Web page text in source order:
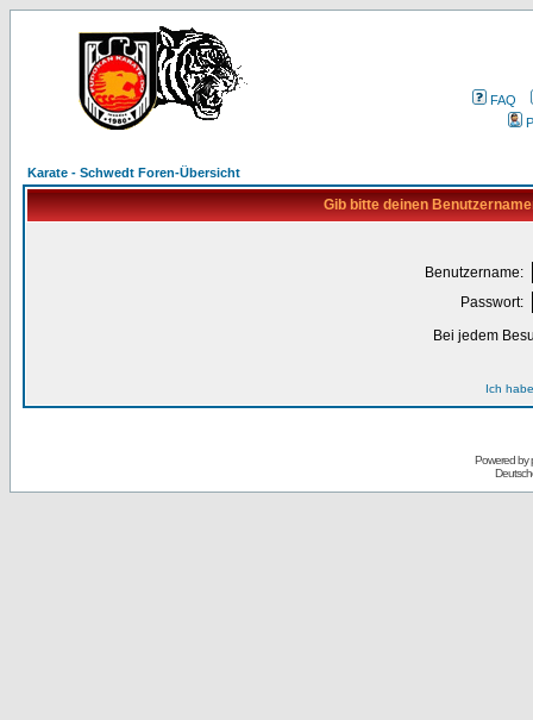
FAQ
Karate - Schwedt Foren-Übersicht
Gib bitte deinen
Benutzername:
Passwort:
Bei jedem
Ich
Powered by